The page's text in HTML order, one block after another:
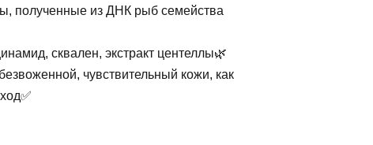
полученные из ДНК рыб семейства
сквален, экстракт центеллы🌿
чувствительный кожи, как